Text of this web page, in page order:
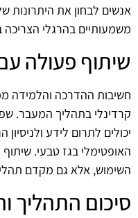
אנשים לבחון את היתרונות
משמעותיים בהרגלי
שיתוף פעולה
חשיבות ההדרכה והלמידה
קרדינלי בתהליך המעבר.
יכולים לתרום לידע
האופטימלי בגז טבעי.
השימוש, אלא גם מקדם
סיכום התהליך